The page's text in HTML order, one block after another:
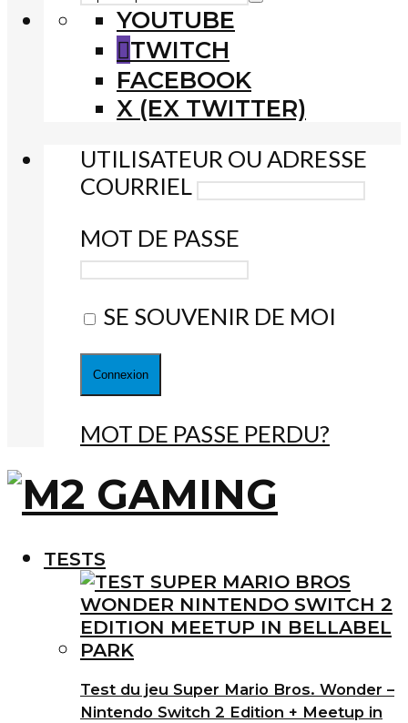
YOUTUBE
TWITCH
FACEBOOK
X (EX TWITTER)
UTILISATEUR OU ADRESSE
COURRIEL
MOT DE PASSE
SE SOUVENIR DE MOI
MOT DE PASSE PERDU?
TESTS
Test du jeu Super Mario Bros. Wonder –
Nintendo Switch 2 Edition + Meetup in